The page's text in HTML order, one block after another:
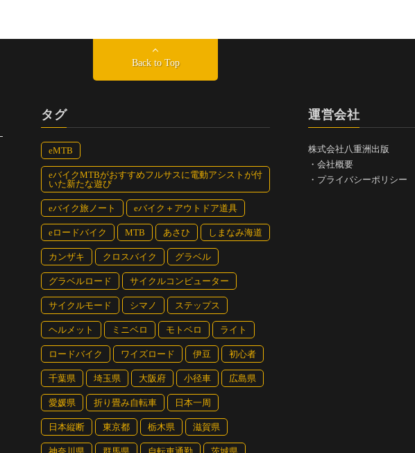
Back to Top
タグ
eMTB
eバイクMTBがおすすめフルサスに電動アシストが付
いた新たな遊び
eバイク旅ノート eバイク＋アウトドア道具
eロードバイク MTB あさひ しまなみ海道
カンザキ クロスバイク グラベル
グラベルロード サイクルコンピューター
サイクルモード シマノ ステップス
ヘルメット ミニベロ モトベロ ライト
ロードバイク ワイズロード 伊豆 初心者
千葉県 埼玉県 大阪府 小径車 広島県
愛媛県 折り畳み自転車 日本一周
日本縦断 東京都 栃木県 滋賀県
運営会社
株式会社八重洲出版
・ 会社概要
・ プライバシーポリシー